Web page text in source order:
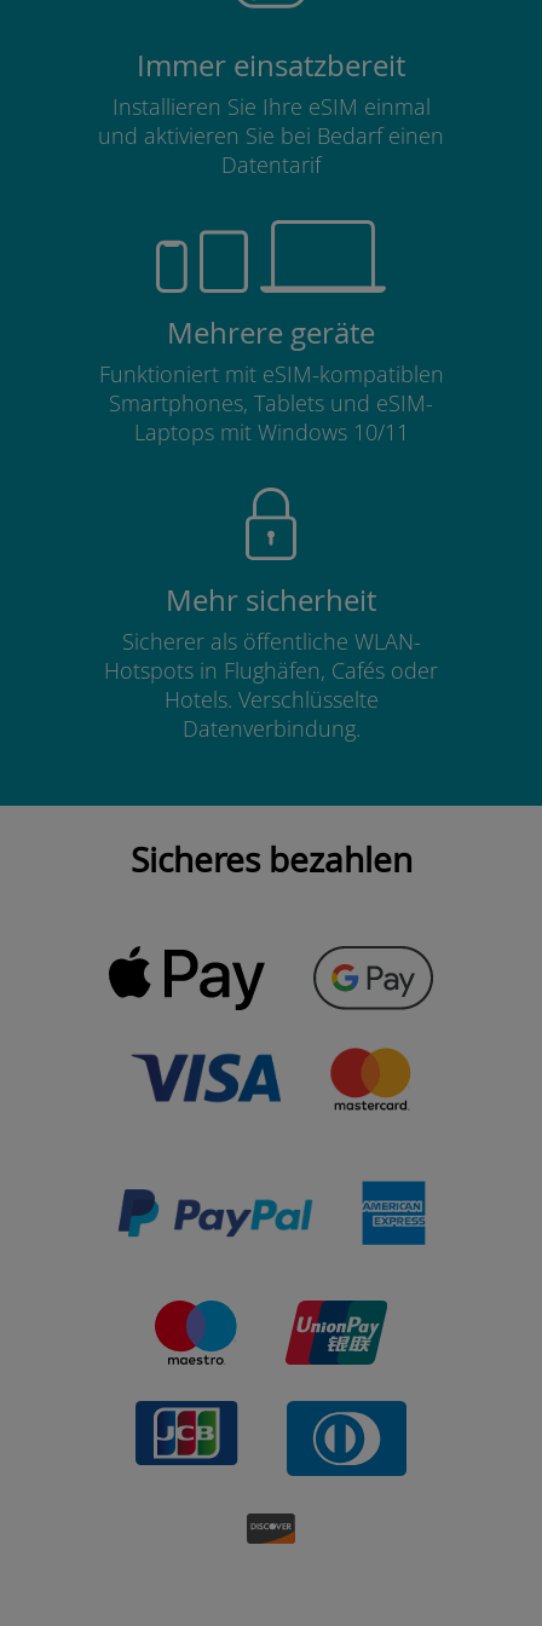
Immer einsatzbereit
Installieren Sie Ihre eSIM einmal
und aktivieren Sie bei Bedarf einen
Datentarif
Mehrere geräte
Funktioniert mit eSIM-kompatiblen
Smartphones, Tablets und eSIM-
Laptops mit Windows 10/11
Mehr sicherheit
Sicherer als öffentliche WLAN-
Hotspots in Flughäfen, Cafés oder
Hotels. Verschlüsselte
Datenverbindung.
Sicheres bezahlen